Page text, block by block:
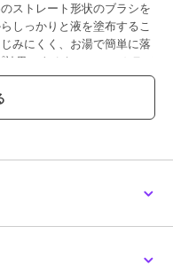
ストレート形状のブラシを
しっかりと液を塗布するこ
みにくく、お湯で簡単に落
果によるもの＜マスカラ／
やめいて瞳を印象的に引き
：明るい赤みのブラウンが
(*)メイクアップ効果によ